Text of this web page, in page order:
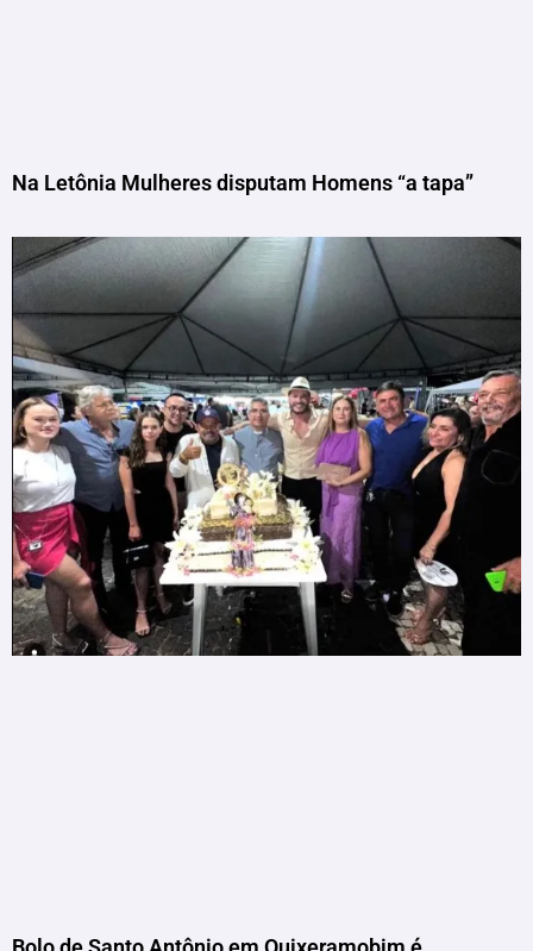
Na Letônia Mulheres disputam Homens “a tapa”